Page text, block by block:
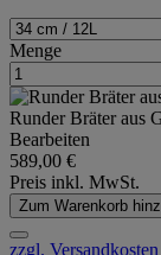
Menge
Runder Bräter aus
Bearbeiten
589,00 €
Preis inkl. MwSt.
Zum Warenkorb
zzgl. Versandkosten